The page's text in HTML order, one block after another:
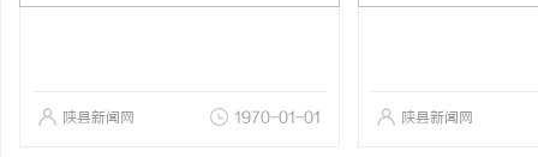
陕县新闻网 1970-01-01 陕县新闻网